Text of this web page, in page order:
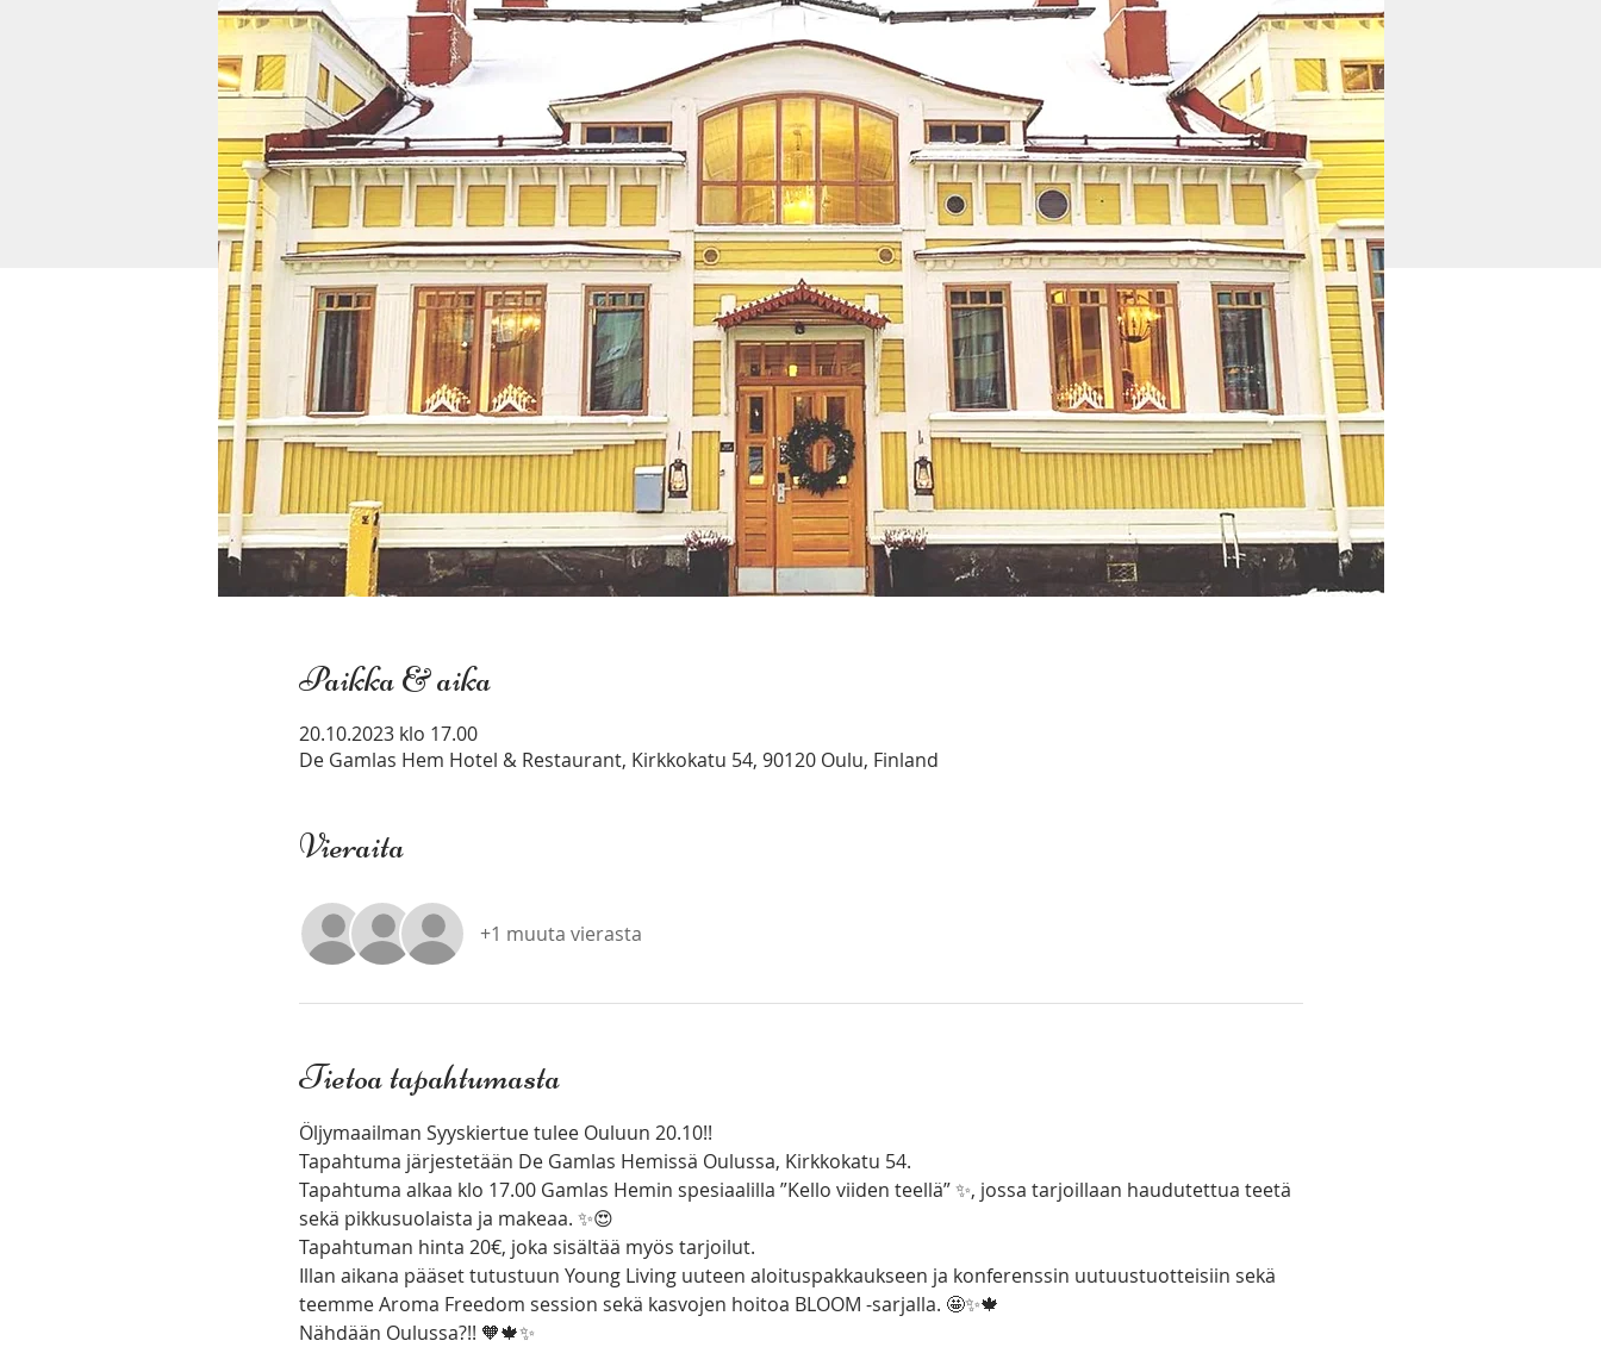
Paikka & aika
20.10.2023 klo 17.00
De Gamlas Hem Hotel & Restaurant, Kirkkokatu 54, 90120 Oulu, Finland
Vieraita
+1 muuta vierasta
Tietoa tapahtumasta
Öljymaailman Syyskiertue tulee Ouluun 20.10!!
Tapahtuma järjestetään De Gamlas Hemissä Oulussa, Kirkkokatu 54.
Tapahtuma alkaa klo 17.00 Gamlas Hemin spesiaalilla ”Kello viiden teellä” ✨, jossa tarjoillaan haudutettua teetä
sekä pikkusuolaista ja makeaa. ✨😍
Tapahtuman hinta 20€, joka sisältää myös tarjoilut.
Illan aikana pääset tutustuun Young Living uuteen aloituspakkaukseen ja konferenssin uutuustuotteisiin sekä
teemme Aroma Freedom session sekä kasvojen hoitoa BLOOM -sarjalla. 🤩✨🍁
Nähdään Oulussa?!! 🧡🍁✨